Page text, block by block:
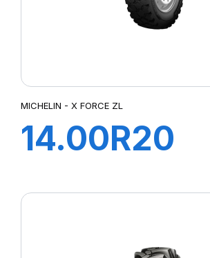
MICHELIN - X FORCE ZL
14.00R20